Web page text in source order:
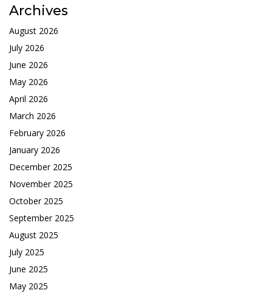
Archives
August 2026
July 2026
June 2026
May 2026
April 2026
March 2026
February 2026
January 2026
December 2025
November 2025
October 2025
September 2025
August 2025
July 2025
June 2025
May 2025